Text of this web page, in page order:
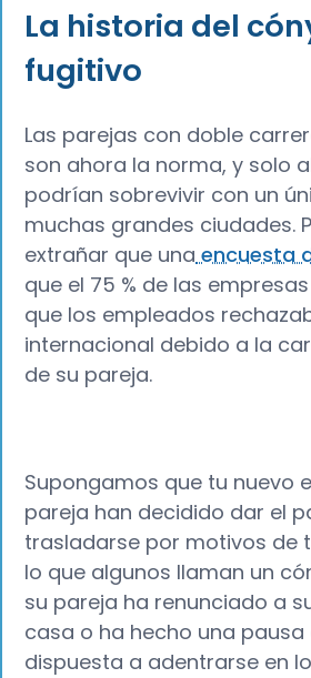
La historia del
fugitivo
Las parejas con doble
son ahora la norma, y solo
podrían sobrevivir con un
muchas grandes ciudades.
extrañar que una encuesta
que el 75 % de las
que los empleados
internacional debido a la
de su pareja.
Supongamos que tu nuevo
pareja han decidido dar el
trasladarse por motivos de
lo que algunos llaman un
su pareja ha renunciado a
casa o ha hecho una pausa
dispuesta a adentrarse en